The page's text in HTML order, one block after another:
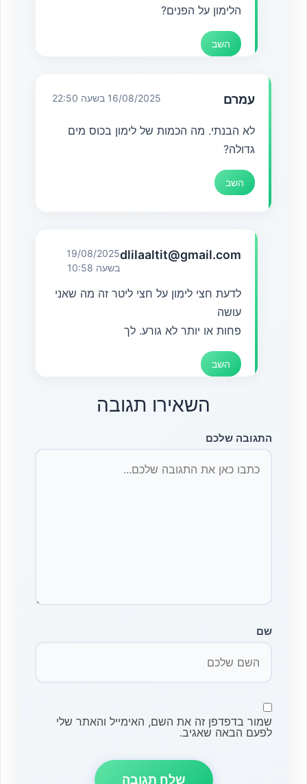
הלימון על הפנים?
השב
עמרם 16/08/2025 בשעה 22:50
לא הבנתי. מה הכמות של לימון בכוס מים
גדולה?
השב
dlilaaltit@gmail.com
19/08/2025
בשעה 10:58
לדעת חצי לימון על חצי ליטר זה מה שאני
עושה
פחות או יותר לא גורע. לך
השב
השאירו תגובה
התגובה שלכם
שם
שמור בדפדפן זה את השם, האימייל והאתר שלי
לפעם הבאה שאגיב.